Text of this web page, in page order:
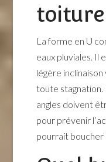
toiture
La forme en U
eaux pluviales. Il
légère
toute stagnation.
angles doivent
pour prévenir
pourrait boucher